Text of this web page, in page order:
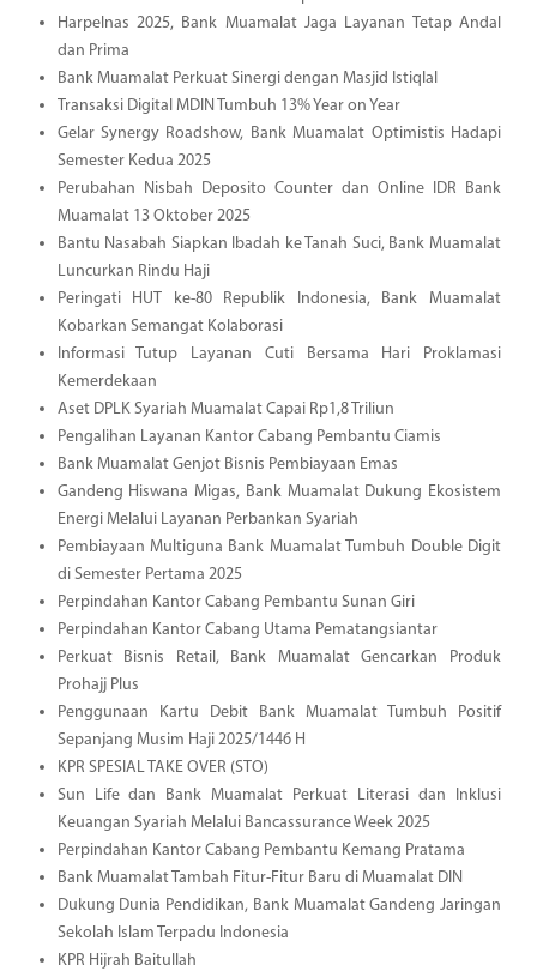
Harpelnas 2025, Bank Muamalat Jaga Layanan Tetap Andal
dan Prima
Bank Muamalat Perkuat Sinergi dengan Masjid Istiqlal
Transaksi Digital MDIN Tumbuh 13% Year on Year
Gelar Synergy Roadshow, Bank Muamalat Optimistis Hadapi
Semester Kedua 2025
Perubahan Nisbah Deposito Counter dan Online IDR Bank
Muamalat 13 Oktober 2025
Bantu Nasabah Siapkan Ibadah ke Tanah Suci, Bank Muamalat
Luncurkan Rindu Haji
Peringati HUT ke-80 Republik Indonesia, Bank Muamalat
Kobarkan Semangat Kolaborasi
Informasi Tutup Layanan Cuti Bersama Hari Proklamasi
Kemerdekaan
Aset DPLK Syariah Muamalat Capai Rp1,8 Triliun
Pengalihan Layanan Kantor Cabang Pembantu Ciamis
Bank Muamalat Genjot Bisnis Pembiayaan Emas
Gandeng Hiswana Migas, Bank Muamalat Dukung Ekosistem
Energi Melalui Layanan Perbankan Syariah
Pembiayaan Multiguna Bank Muamalat Tumbuh Double Digit
di Semester Pertama 2025
Perpindahan Kantor Cabang Pembantu Sunan Giri
Perpindahan Kantor Cabang Utama Pematangsiantar
Perkuat Bisnis Retail, Bank Muamalat Gencarkan Produk
Prohajj Plus
Penggunaan Kartu Debit Bank Muamalat Tumbuh Positif
Sepanjang Musim Haji 2025/1446 H
KPR SPESIAL TAKE OVER (STO)
Sun Life dan Bank Muamalat Perkuat Literasi dan Inklusi
Keuangan Syariah Melalui Bancassurance Week 2025
Perpindahan Kantor Cabang Pembantu Kemang Pratama
Bank Muamalat Tambah Fitur-Fitur Baru di Muamalat DIN
Dukung Dunia Pendidikan, Bank Muamalat Gandeng Jaringan
Sekolah Islam Terpadu Indonesia
KPR Hijrah Baitullah